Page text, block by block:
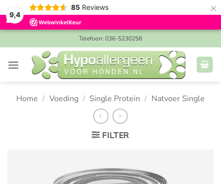
9,4
85 Reviews ×
Ga
naar
inhoud
Telefoon: 036-5230258
Home / Voeding / Single Protein / Natvoer Single
FILTER